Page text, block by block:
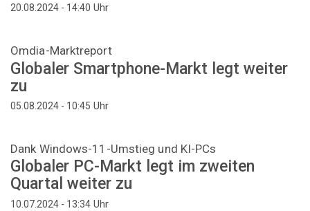
20.08.2024 - 14:40 Uhr
Omdia-Marktreport
Globaler Smartphone-Markt legt weiter
zu
05.08.2024 - 10:45 Uhr
Dank Windows-11-Umstieg und KI-PCs
Globaler PC-Markt legt im zweiten
Quartal weiter zu
10.07.2024 - 13:34 Uhr